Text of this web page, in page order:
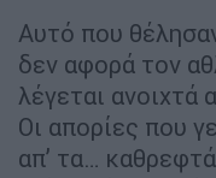
Αυτό που
δεν αφορά τον
λέγεται ανοιχτά
Οι απορίες που
απ’ τα…